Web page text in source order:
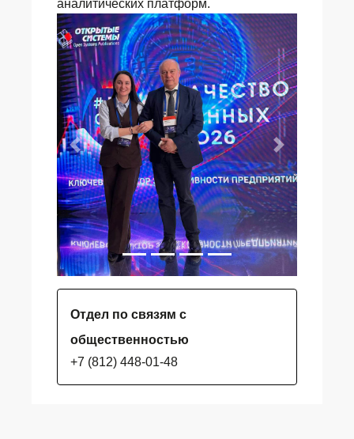
аналитических платформ.
Предыдущий
Отдел по связям с
общественностью
+7 (812) 448-01-48